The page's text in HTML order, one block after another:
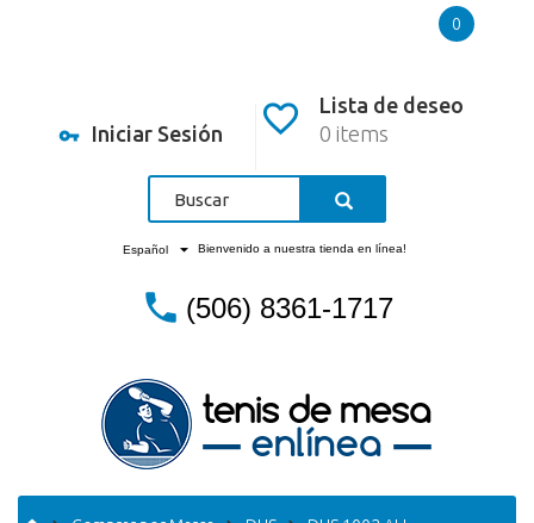
Iniciar Sesión
Lista de deseo
0 items
0
Español Bienvenido a nuestra tienda en línea!
(506) 8361-1717